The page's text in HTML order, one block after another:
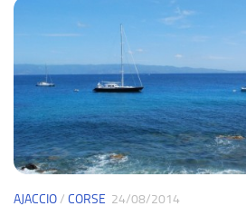
AJACCIO/ CORSE 24/08/2014